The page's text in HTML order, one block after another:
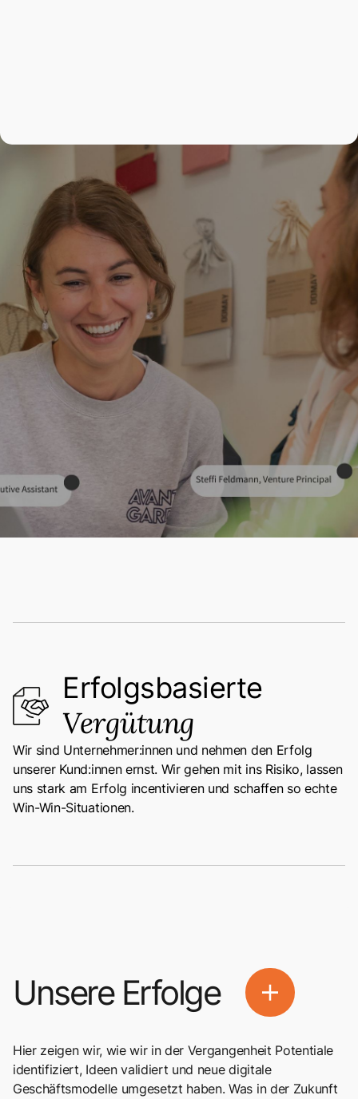
Erfolgsbasierte
Vergütung
Wir sind Unternehmer:innen und nehmen den Erfolg
unserer Kund:innen ernst. Wir gehen mit ins Risiko, lassen
uns stark am Erfolg incentivieren und schaffen so echte
Win-Win-Situationen.
Unsere Erfolge
Mehr
dazu
Plus
Hier zeigen wir, wie wir in der Vergangenheit Potentiale
identifiziert, Ideen validiert und neue digitale
Geschäftsmodelle umgesetzt haben. Was in der Zukunft